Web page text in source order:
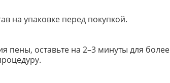
на упаковке перед покупкой.
пены, оставьте на 2–3 минуты для более